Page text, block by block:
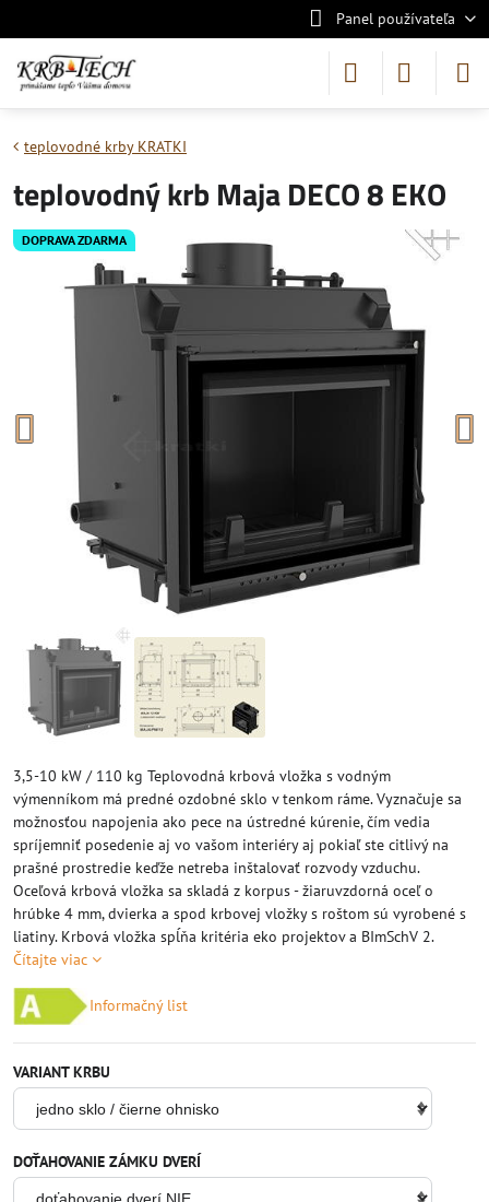
Panel používateľa
DOPRAVA ZDARMA
teplovodné krby KRATKI
teplovodný krb Maja DECO 8 EKO
3,5-10 kW / 110 kg Teplovodná krbová vložka s vodným
výmenníkom má predné ozdobné sklo v tenkom ráme. Vyznačuje sa
možnosťou napojenia ako pece na ústredné kúrenie, čím vedia
spríjemniť posedenie aj vo vašom interiéry aj pokiaľ ste citlivý na
prašné prostredie keďže netreba inštalovať rozvody vzduchu.
Oceľová krbová vložka sa skladá z korpus - žiaruvzdorná oceľ o
hrúbke 4 mm, dvierka a spod krbovej vložky s roštom sú vyrobené s
liatiny. Krbová vložka spĺňa kritéria eko projektov a BImSchV 2.
Čítajte viac
Informačný list
VARIANT KRBU
DOŤAHOVANIE ZÁMKU DVERÍ